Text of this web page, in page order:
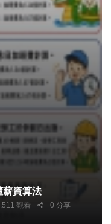
薪資算法
觀看 0 分享